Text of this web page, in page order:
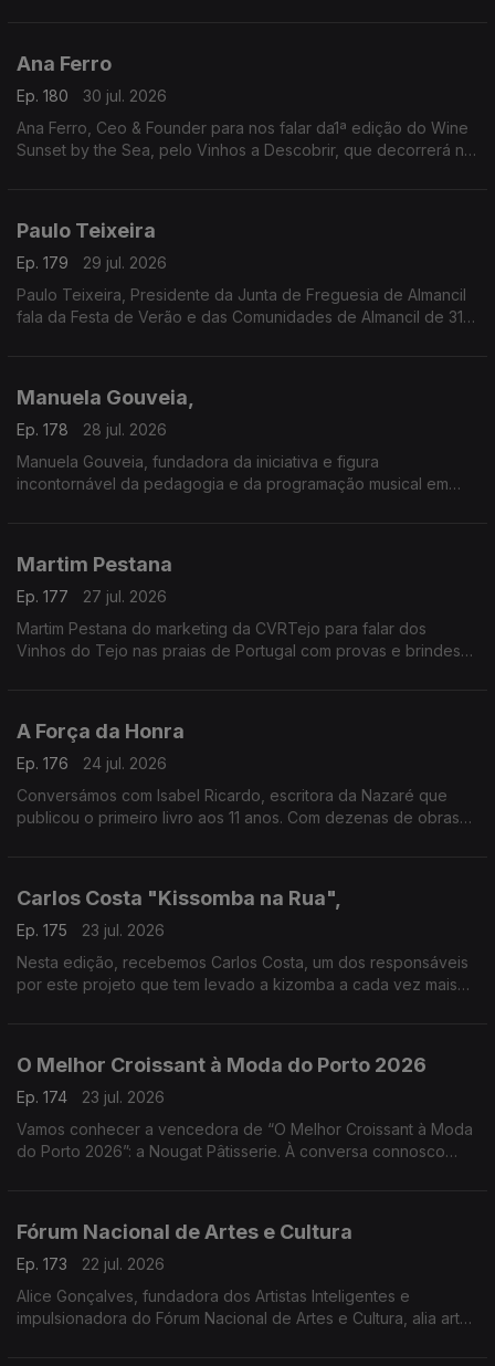
Ana Ferro
Ep. 180
30 jul. 2026
Ana Ferro, Ceo & Founder para nos falar da1ª edição do Wine
Sunset by the Sea, pelo Vinhos a Descobrir, que decorrerá no
Paulo Teixeira
Ep. 179
29 jul. 2026
Paulo Teixeira, Presidente da Junta de Freguesia de Almancil
fala da Festa de Verão e das Comunidades de Almancil de 31
A entrada é gratuita e as portas abrem todos os dias às 18h00.
Manuela Gouveia,
Ep. 178
28 jul. 2026
Manuela Gouveia, fundadora da iniciativa e figura
incontornável da pedagogia e da programação musical em
referência nacional e internacional na formação e
apresentação pianística.
Martim Pestana
Ep. 177
27 jul. 2026
Martim Pestana do marketing da CVRTejo para falar dos
Vinhos do Tejo nas praias de Portugal com provas e brindes
A Força da Honra
Ep. 176
24 jul. 2026
Conversámos com Isabel Ricardo, escritora da Nazaré que
publicou o primeiro livro aos 11 anos. Com dezenas de obras
Carlos Costa "Kissomba na Rua",
Ep. 175
23 jul. 2026
Nesta edição, recebemos Carlos Costa, um dos responsáveis
por este projeto que tem levado a kizomba a cada vez mais
O Melhor Croissant à Moda do Porto 2026
Ep. 174
23 jul. 2026
Vamos conhecer a vencedora de “O Melhor Croissant à Moda
do Porto 2026”: a Nougat Pâtisserie. À conversa connosco
Fórum Nacional de Artes e Cultura
Ep. 173
22 jul. 2026
Alice Gonçalves, fundadora dos Artistas Inteligentes e
impulsionadora do Fórum Nacional de Artes e Cultura, alia arte,